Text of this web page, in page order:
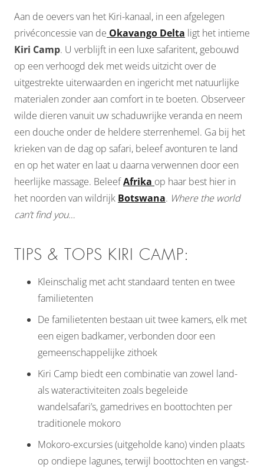
Aan de oevers van het Kiri-kanaal, in een afgelegen
privéconcessie van de Okavango Delta ligt het intieme
Kiri Camp. U verblijft in een luxe safaritent, gebouwd
op een verhoogd dek met weids uitzicht over de
uitgestrekte uiterwaarden en ingericht met natuurlijke
materialen zonder aan comfort in te boeten. Observeer
wilde dieren vanuit uw schaduwrijke veranda en neem
een douche onder de heldere sterrenhemel. Ga bij het
krieken van de dag op safari, beleef avonturen te land
en op het water en laat u daarna verwennen door een
heerlijke massage. BeleefAfrika op haar best hier in
het noorden van wildrijk Botswana. Where the world
can’t find you…
TIPS & TOPS KIRI CAMP:
Kleinschalig met acht standaard tenten en twee
familietenten
De familietenten bestaan ​​uit twee kamers, elk met
een eigen badkamer, verbonden door een
gemeenschappelijke zithoek
Kiri Camp biedt een combinatie van zowel land-
als wateractiviteiten zoals begeleide
wandelsafari’s, gamedrives en boottochten per
traditionele mokoro
Mokoro-excursies (uitgeholde kano) vinden plaats
op ondiepe lagunes, terwijl boottochten en vangst-